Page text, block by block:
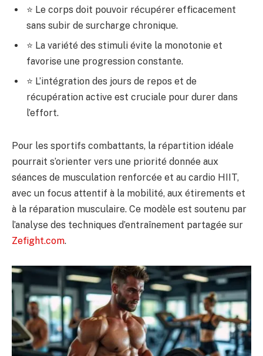
⭐ Le corps doit pouvoir récupérer efficacement
sans subir de surcharge chronique.
⭐ La variété des stimuli évite la monotonie et
favorise une progression constante.
⭐ L’intégration des jours de repos et de
récupération active est cruciale pour durer dans
l’effort.
Pour les sportifs combattants, la répartition idéale
pourrait s’orienter vers une priorité donnée aux
séances de musculation renforcée et au cardio HIIT,
avec un focus attentif à la mobilité, aux étirements et
à la réparation musculaire. Ce modèle est soutenu par
l’analyse des techniques d’entraînement partagée sur
Zefight.com.